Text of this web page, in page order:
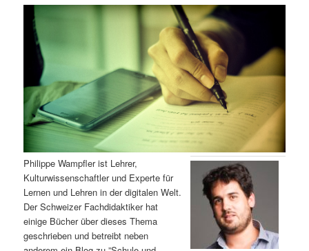
ä
e
n
n
h
a
n
ä
r
n
I
n
n
t
i
o
Philippe Wampfler ist Lehrer,
Kulturwissenschaftler und Experte für
Lernen und Lehren in der digitalen Welt.
Der Schweizer Fachdidaktiker hat
einige Bücher über dieses Thema
geschrieben und betreibt neben